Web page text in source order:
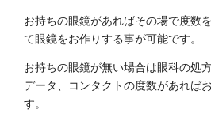
お持ちの眼鏡があればその場で度数
て眼鏡をお作りする事が可能です。
お持ちの眼鏡が無い場合は眼科の処
データ、コンタクトの度数があれば
す。